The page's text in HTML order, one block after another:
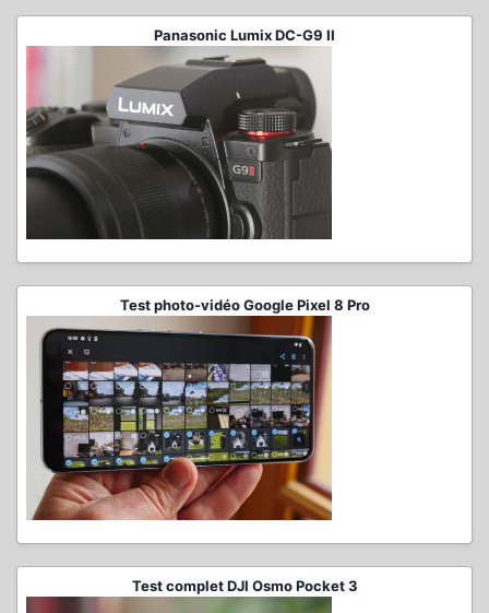
Panasonic Lumix DC-G9 II
Test photo-vidéo Google Pixel 8 Pro
Test complet DJI Osmo Pocket 3